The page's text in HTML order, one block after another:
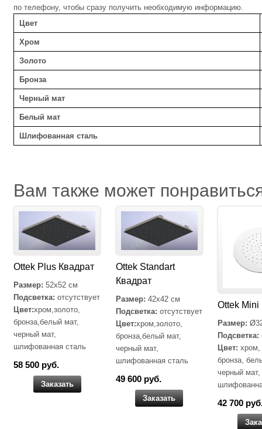
по телефону, чтобы сразу получить необходимую информацию.
Цвет
Хром
Золото
Бронза
Черный мат
Белый мат
Шлифованная сталь
Вам также может
Ottek Plus Квадрат
Размер: 52х52 см
Подсветка: отсутствует
Цвет:хром,золото,
бронза,белый мат,
черный мат,
шлифованная сталь
58 500 руб.
Заказать
Ottek Standart
Квадрат
Размер: 42х42 см
Подсветка: отсутствует
Цвет:хром,золото,
бронза,белый мат,
черный мат,
шлифованная сталь
49 600 руб.
Заказать
Ottek Mini
Размер:
Подсветка:
Цвет:хром,
бронза,
черный мат,
42 700